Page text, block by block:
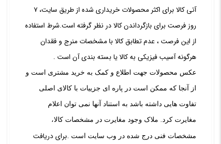
آتی کالا برای اکثر محصولات خریداری شده از طریق سایت، ۷
روز فرصت برای بازگرداندن کالا در نظر گرفته است.شرط استفاده
از این فرصت ، عدم تطابق کالا با مشخصات منرج و فقدان
هرگونه آسیب فیزیکی به کالا یا بسته بندی آن است .
عکس محصولات جهت اطلاع و کمک به خرید مشتری است و
از آنجا که ممکن است در پاره ای جزییات با کالای اصلی
تفاوت هایی داشته باشد به استناد آنها نمی توان اعلام
مغایرت کرد. ملاک وجود مغایرت در مشخصات کالا،
مشخصات فنی درج شده در وب سایت است
برای دریافت